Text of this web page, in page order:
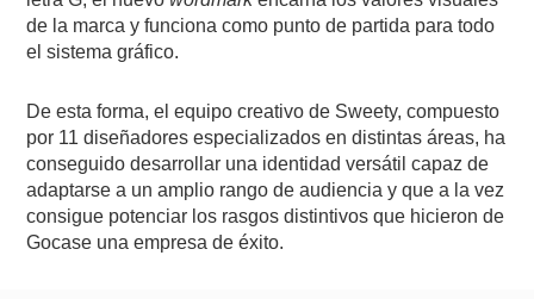
de la marca y funciona como punto de partida para todo
el sistema gráfico.
De esta forma, el equipo creativo de Sweety, compuesto
por 11 diseñadores especializados en distintas áreas, ha
conseguido desarrollar una identidad versátil capaz de
adaptarse a un amplio rango de audiencia y que a la vez
consigue potenciar los rasgos distintivos que hicieron de
Gocase una empresa de éxito.